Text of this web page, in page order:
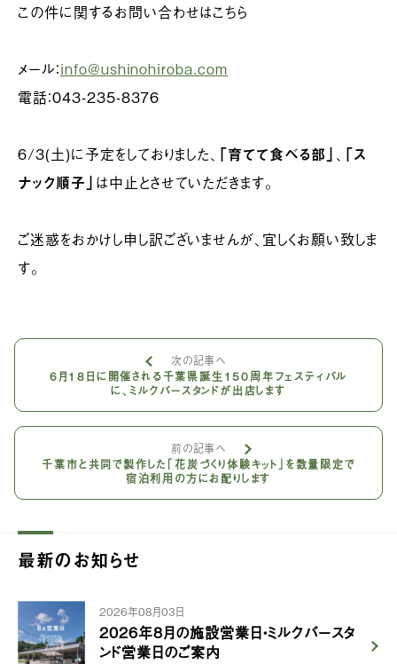
この件に関するお問い合わせはこちら
メール：info@ushinohiroba.com
電話：043-235-8376
6/3(土)に予定をしておりました、 「育てて食べる部」 、 「ス
ナック順子」 は中止とさせていただきます。
ご迷惑をおかけし申し訳ございませんが、宜しくお願い致しま
す。
次の記事へ
6月18日に開催される千葉県誕生150周年フェスティバル
に、ミルクバースタンドが出店します
前の記事へ
千葉市と共同で製作した「花炭づくり体験キット」を数量限定で
宿泊利用の方にお配りします
最新のお知らせ
2026年08月03日
2026年8月の施設営業日・ミルクバースタ
ンド営業日のご案内